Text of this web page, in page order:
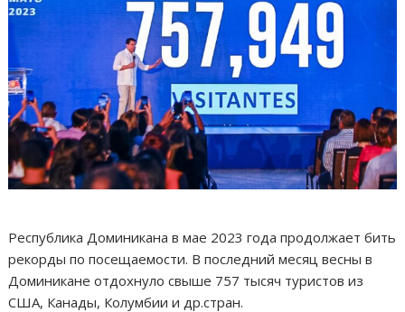
Республика Доминикана в мае 2023 года продолжает бить
рекорды по посещаемости. В последний месяц весны в
Доминикане отдохнуло свыше 757 тысяч туристов из
США, Канады, Колумбии и др.стран.